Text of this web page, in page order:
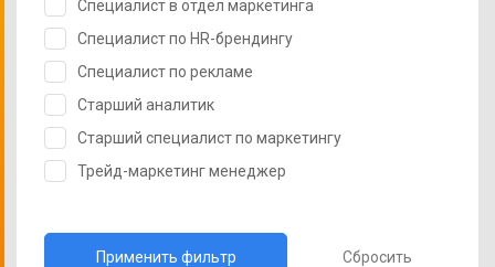
Специалист в отдел маркетинга
Специалист по HR-брендингу
Специалист по рекламе
Старший аналитик
Старший специалист по маркетингу
Трейд-маркетинг менеджер
Сбросить